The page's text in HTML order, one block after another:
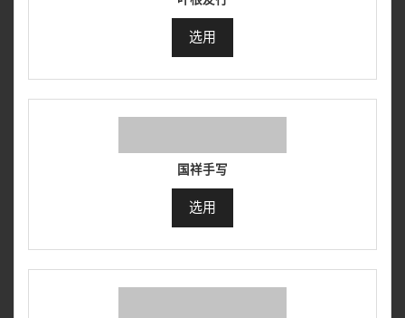
选用
国祥手写
选用